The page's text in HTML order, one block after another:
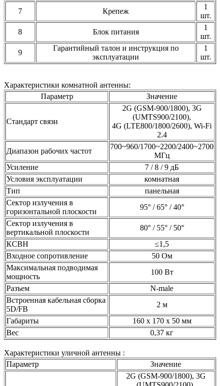
7
Крепеж
1
шт.
8
Блок питания
1
шт.
9
Гарантийный талон и инструкция по
эксплуатации
1
шт.
Характеристики комнатной антенны:
Параметр
Значение
Стандарт связи
2G (GSM-900/1800), 3G
(UMTS900/2100),
4G (LTE800/1800/2600), Wi-Fi
2.4
Диапазон рабочих частот
700~960/1700~2200/2400~2700
МГц
Усиление
7 / 8 / 9 дБ
Условия эксплуатации
комнатная
Тип
панельная
Сектор излучения в
горизонтальной плоскости
95° / 65° / 40°
Сектор излучения в
вертикальной плоскости
80° / 55° / 50°
КСВН
≤1,5
Входное сопротивление
50 Ом
Максимальная подводимая
мощность
100 Вт
Разъем
N-male
Встроенная кабельная сборка
5D/FB
2 м
Габариты
160 х 170 х 50 мм
Вес
0,37 кг
Характеристики уличной антенны :
Параметр
Значение
2G (GSM-900/1800), 3G